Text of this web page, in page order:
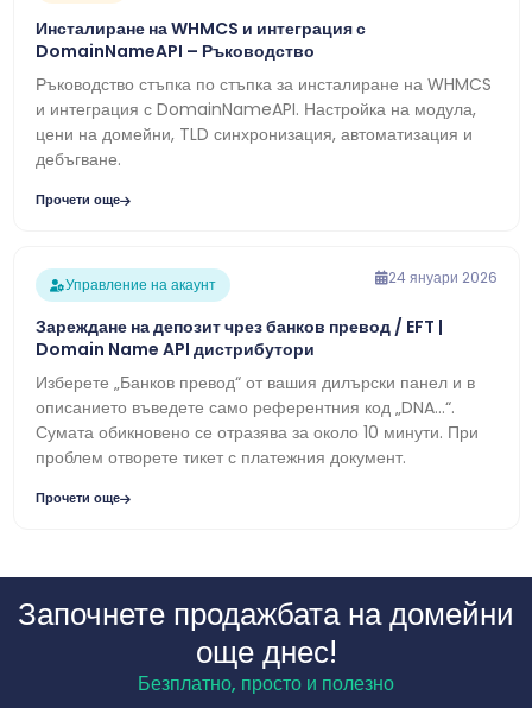
Инсталиране на WHMCS и интеграция с
DomainNameAPI – Ръководство
Ръководство стъпка по стъпка за инсталиране на WHMCS
и интеграция с DomainNameAPI. Настройка на модула,
цени на домейни, TLD синхронизация, автоматизация и
дебъгване.
Прочети още
Управление на акаунт 24 януари 2026
Зареждане на депозит чрез банков превод / EFT |
Domain Name API дистрибутори
Изберете „Банков превод“ от вашия дилърски панел и в
описанието въведете само референтния код „DNA…“.
Сумата обикновено се отразява за около 10 минути. При
проблем отворете тикет с платежния документ.
Прочети още
Започнете продажбата на домейни
още днес!
Безплатно, просто и полезно